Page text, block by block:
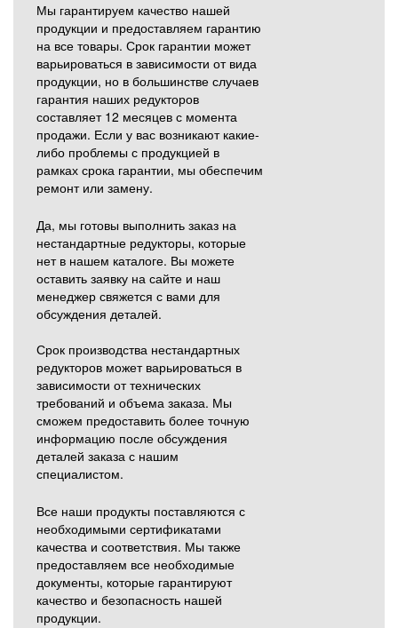
Мы гарантируем качество нашей
продукции и предоставляем гарантию
на все товары. Срок гарантии может
варьироваться в зависимости от вида
продукции, но в большинстве случаев
гарантия наших редукторов
составляет 12 месяцев с момента
продажи. Если у вас возникают какие-
либо проблемы с продукцией в
рамках срока гарантии, мы обеспечим
ремонт или замену.
Да, мы готовы выполнить заказ на
нестандартные редукторы, которые
нет в нашем каталоге. Вы можете
оставить заявку на сайте и наш
менеджер свяжется с вами для
обсуждения деталей.
Срок производства нестандартных
редукторов может варьироваться в
зависимости от технических
требований и объема заказа. Мы
сможем предоставить более точную
информацию после обсуждения
деталей заказа с нашим
специалистом.
Все наши продукты поставляются с
необходимыми сертификатами
качества и соответствия. Мы также
предоставляем все необходимые
документы, которые гарантируют
качество и безопасность нашей
продукции.